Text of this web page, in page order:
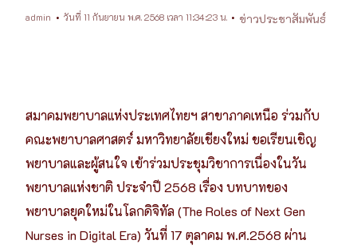
admin วันที่ 11 กันยายน พ.ศ. 2568 เวลา 11:34:23 น. ข่าวประชาสัมพันธ์
สมาคมพยาบาลแห่งประเทศไทยฯ สาขาภาคเหนือ ร่วมกับ
คณะพยาบาลศาสตร์ มหาวิทยาลัยเชียงใหม่ ขอเรียนเชิญ
พยาบาลและผู้สนใจ เข้าร่วมประชุมวิชาการเนื่องในวัน
พยาบาลแห่งชาติ ประจำปี 2568 เรื่อง บทบาทของ
พยาบาลยุคใหม่ในโลกดิจิทัล (The Roles of Next Gen
Nurses in Digital Era) วันที่ 17 ตุลาคม พ.ศ.2568 ผ่าน